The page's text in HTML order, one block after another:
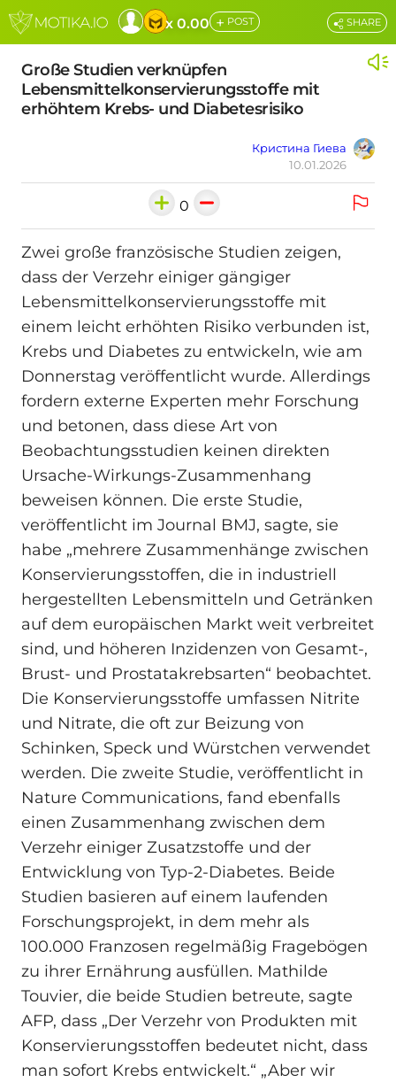
x 0.00 + POST
Große Studien verknüpfen
Lebensmittelkonservierungsstoffe mit
erhöhtem Krebs- und Diabetesrisiko
Кристина Гиева
10.01.2026
SHARE
0
Zwei große französische Studien zeigen,
dass der Verzehr einiger gängiger
Lebensmittelkonservierungsstoffe mit
einem leicht erhöhten Risiko verbunden ist,
Krebs und Diabetes zu entwickeln, wie am
Donnerstag veröffentlicht wurde. Allerdings
fordern externe Experten mehr Forschung
und betonen, dass diese Art von
Beobachtungsstudien keinen direkten
Ursache-Wirkungs-Zusammenhang
beweisen können. Die erste Studie,
veröffentlicht im Journal BMJ, sagte, sie
habe „mehrere Zusammenhänge zwischen
Konservierungsstoffen, die in industriell
hergestellten Lebensmitteln und Getränken
auf dem europäischen Markt weit verbreitet
sind, und höheren Inzidenzen von Gesamt-,
Brust- und Prostatakrebsarten“ beobachtet.
Die Konservierungsstoffe umfassen Nitrite
und Nitrate, die oft zur Beizung von
Schinken, Speck und Würstchen verwendet
werden. Die zweite Studie, veröffentlicht in
Nature Communications, fand ebenfalls
einen Zusammenhang zwischen dem
Verzehr einiger Zusatzstoffe und der
Entwicklung von Typ-2-Diabetes. Beide
Studien basieren auf einem laufenden
Forschungsprojekt, in dem mehr als
100.000 Franzosen regelmäßig Fragebögen
zu ihrer Ernährung ausfüllen. Mathilde
Touvier, die beide Studien betreute, sagte
AFP, dass „Der Verzehr von Produkten mit
Konservierungsstoffen bedeutet nicht, dass
man sofort Krebs entwickelt.“ „Aber wir